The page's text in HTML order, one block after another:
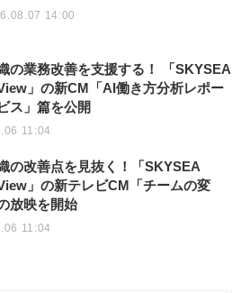
14:00
の業務改善を支援する！ 「SKYSEA
」の新CM「AI働き方分析レポー
ス」篇を公開
11:04
の改善点を見抜く！「SKYSEA
」の新テレビCM「チームの変
放映を開始
11:04